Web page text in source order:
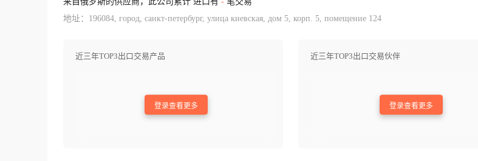
地址：196084, город, санкт-петербург, улица киевская, дом 5, корп. 5, помещение 124
近三年TOP3出口交易产品
登录查看更多
近三年TOP3出口交易伙伴
登录查看更多